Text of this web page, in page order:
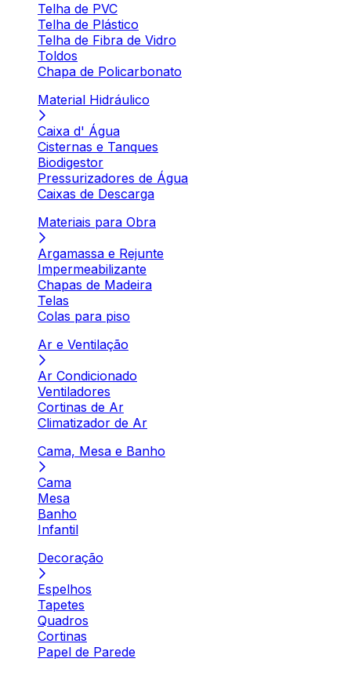
Telha de PVC
Telha de Plástico
Telha de Fibra de Vidro
Toldos
Chapa de Policarbonato
Material Hidráulico
Caixa d' Água
Cisternas e Tanques
Biodigestor
Pressurizadores de Água
Caixas de Descarga
Materiais para Obra
Argamassa e Rejunte
Impermeabilizante
Chapas de Madeira
Telas
Colas para piso
Ar e Ventilação
Ar Condicionado
Ventiladores
Cortinas de Ar
Climatizador de Ar
Cama, Mesa e Banho
Cama
Mesa
Banho
Infantil
Decoração
Espelhos
Tapetes
Quadros
Cortinas
Papel de Parede